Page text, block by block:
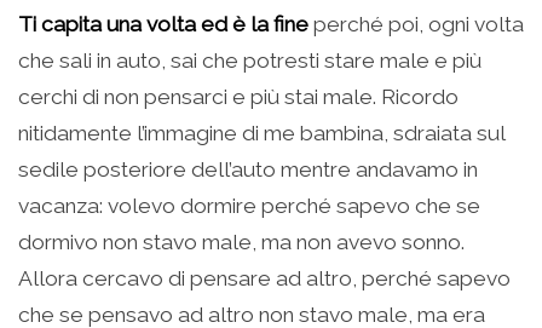
Ti capita una volta ed è la fine perché poi, ogni volta
che sali in auto, sai che potresti stare male e più
cerchi di non pensarci e più stai male. Ricordo
nitidamente l’immagine di me bambina, sdraiata sul
sedile posteriore dell’auto mentre andavamo in
vacanza: volevo dormire perché sapevo che se
dormivo non stavo male, ma non avevo sonno.
Allora cercavo di pensare ad altro, perché sapevo
che se pensavo ad altro non stavo male, ma era